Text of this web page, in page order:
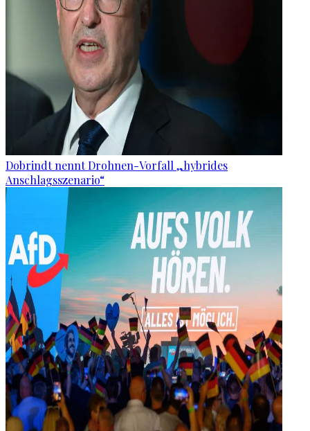
Dobrindt nennt Drohnen-Vorfall „hybrides
Anschlagsszenario“